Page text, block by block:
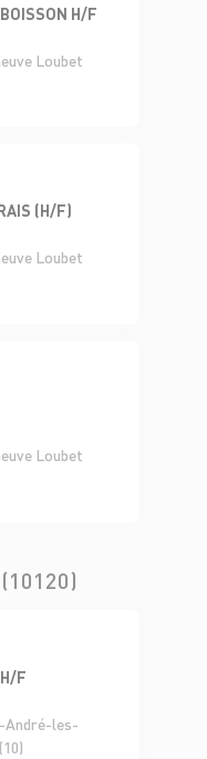
H/F
Loubet
(H/F)
Loubet
Loubet
F
André-les-